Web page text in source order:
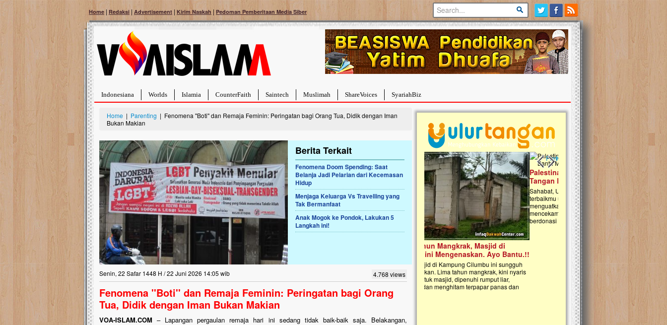
Home | Redaksi | Advertisement | Kirim Naskah | Pedoman Pemberitaan Media Siber
Indonesiana Worlds Islamia CounterFaith Saintech Muslimah ShareVoices SyariahBiz
Home | Parenting | Fenomena ''Boti'' dan Remaja Feminin: Peringatan bagi Orang Tua, Didik dengan Iman
Bukan Makian
Berita Terkait
Fenomena Doom Spending: Saat
Belanja Jadi Pelarian dari Kecemasan
Hidup
Menjaga Keluarga Vs Travelling yang
Tak Bermanfaat
Anak Mogok ke Pondok, Lakukan 5
Langkah ini!
Senin, 22 Safar 1448 H / 22 Juni 2026 14:05 wib 4.768 views
Fenomena ''Boti'' dan Remaja Feminin: Peringatan bagi Orang
Tua, Didik dengan Iman Bukan Makian
VOA-ISLAM.COM – Lapangan pergaulan remaja hari ini sedang tidak baik-baik saja. Belakangan,
Previous slide
Next slide
Bantu Naura, Balita Hebat Sembuh Dari
Tumor Pembuluh Darah
Hidup Naura Salsabila dipenuhi dengan
rintangan yang sangat berat. Meskipun baru
berusia sepuluh bulan, bayi yang imut ini harus
menghadapi penyakit yang dahsyat, yaitu tumor
pembuluh darah berukuran...
Nasib masjid di Kampung Cilumbu ini sungguh
mengenaskan. Lima tahun mangkrak, kini nyaris
tak berbentuk masjid, dipenuhi rumput liar,
hujan....
Palestina Masih Berduka, Ayo Ulurkan
Tangan Bantu Mereka
Sahabat, Ulurtangan mari kirimkan dukungan
terbaikmu untuk warga Palestina di Gaza demi
menguatkan mereka menghadapi situasi
mencekam ini. Mari dukung mereka dengan
berdonasi dengan cara:...
Open Donasi Wakaf
Rumah Qur'an & TK Islam
Najjah di Jonggol
Saat ini, Ulurtangan bersama Yayasan
Najjahtul Islam Jonggol sedang merintis
pembangunan Rumah Qur’an dan
kanak Islam Terpadu (TKIT) An Najjah
Gedung Majelis Taklim di Jonggol,...